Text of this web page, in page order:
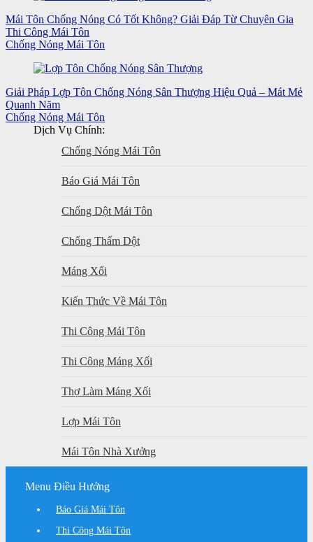
Mái Tôn Chống Nóng Có Tốt Không? Giải Đáp Từ Chuyên Gia
Thi Công Mái Tôn
Chống Nóng Mái Tôn
Giải Pháp Lợp Tôn Chống Nóng Sân Thượng Hiệu Quả – Mát Mẻ
Quanh Năm
Chống Nóng Mái Tôn
Dịch Vụ Chính:
Chống Nóng Mái Tôn
Báo Giá Mái Tôn
Chống Dột Mái Tôn
Chống Thấm Dột
Máng Xối
Kiến Thức Về Mái Tôn
Thi Công Mái Tôn
Thi Công Máng Xối
Thợ Làm Máng Xối
Lợp Mái Tôn
Mái Tôn Nhà Xưởng
Menu Điều Hướng
Báo Giá Mái Tôn
Thi Công Mái Tôn